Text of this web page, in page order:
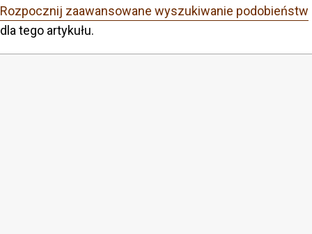
Rozpocznij zaawansowane wyszukiwanie podobieństw
dla tego artykułu.